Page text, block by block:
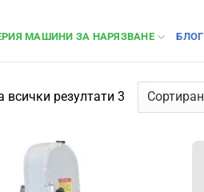
МАШИНИ ЗА НАРЯЗВАНЕ БЛОГ
всички резултати 3